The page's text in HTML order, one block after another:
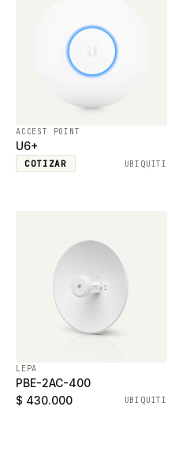
ACCEST POINT
U6+
COTIZAR UBIQUITI
LEPA
PBE-2AC-400
$ 430.000
UBIQUITI